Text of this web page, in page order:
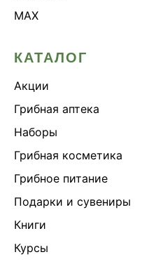
MAX
КАТАЛОГ
Акции
Грибная аптека
Наборы
Грибная косметика
Грибное питание
Подарки и сувениры
Книги
Курсы